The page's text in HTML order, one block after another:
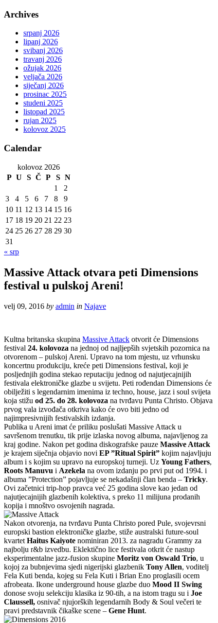
Archives
srpanj 2026
lipanj 2026
svibanj 2026
travanj 2026
ožujak 2026
veljača 2026
siječanj 2026
prosinac 2025
studeni 2025
listopad 2025
rujan 2025
kolovoz 2025
Calendar
kolovoz 2026
P U S Č P S N
1
2
3
4 5 6 7 8
9
10 11 12 13 14 15 16
17 18 19 20 21 22 23
24 25 26 27 28 29 30
31
« srp
Massive Attack otvara peti Dimensions
festival u pulskoj Areni!
velj 09, 2016 by admin in Najave
Kultna britanska skupina Massive Attack otvorit će Dimensions
festival 24. kolovoza na jednoj od najljepših svjetskih pozornica na
otvorenom – pulskoj Areni. Upravo na tom mjestu, uz vrhunsku
koncertnu produkciju, kreće peti Dimensions festival, koji je
posljednjih godina stekao reputaciju jednog od najutjecajnijih
festivala elektroničke glazbe u svijetu. Peti rođendan Dimensions će
obilježiti s legendarnim imenima iz techno, house, jazz i soul svijeta
koja stižu od 25. do 28. kolovoza na tvrđavu Punta Christo. Objava
prvog vala izvođača otkriva kako će ovo biti jedno od
najimpresivnijih festivalskih izdanja.
Publika u Areni imat će priliku poslušati Massive Attack u
savršenom trenutku, tik prije izlaska novog albuma, najavljenog za
kraj godine. Nakon pet godina diskografske pauze Massive Attack
je krajem siječnja objavio novi EP ”Ritual Spirit” kojim najavljuju
album i s kojim su upravo na europskoj turneji. Uz Young Fathers,
Roots Manuvu i Azekela na ovom izdanju po prvi put od 1994. i
albuma ”Protection” pojavljuje se nekadašnji član benda – Tricky.
Ovi začetnici trip-hop pravca već 25 godina slove kao jedan od
najutjecajnijih glazbenih kolektiva, s preko 11 milijuna prodanih
kopija i mnoštvo osvojenih nagrada.
Nakon otvorenja, na tvrđavu Punta Christo pored Pule, svojevrsni
europski bastion elektroničke glazbe, stiže australski future-soul
kvartet Haitus Kaiyote nominiran 2013. za nagradu Grammy za
najbolju r&b izvedbu. Eklektično lice festivala otkrit će nastup
eksperimentalne jazz-fusion skupine Moritz von Oswald Trio, u
kojoj za bubnjevima sjedi nigerijski glazbenik Tony Allen, voditelj
Fela Kuti benda, kojeg su Fela Kuti i Brian Eno proglasili ocem
afrobeata. Ikone underground house glazbe duo Mood II Swing
donose svoju selekciju klasika iz 90-tih, a na istom tragu su i Joe
Claussell, osnivač njujorških legendarnih Body & Soul večeri te
pravi predstavnik čikaške scene – Gene Hunt.